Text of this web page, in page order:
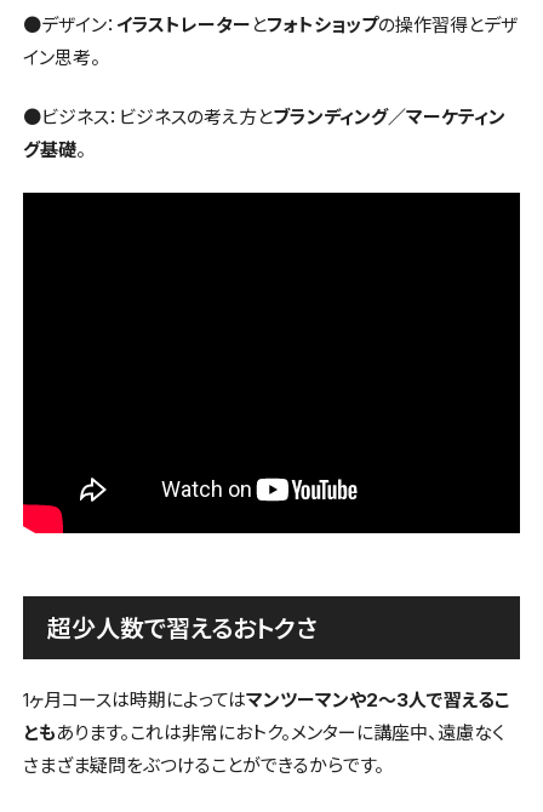
●デザイン： イラストレーター とフォトショップの操作習得とデザ
イン思考。
●ビジネス：ビジネスの考え方とブランディング／マーケティン
グ基礎。
超少人数で習えるおトクさ
1ヶ月コースは時期によってはマンツーマンや2〜3人で習えるこ
ともあります。これは非常におトク。メンターに講座中、遠慮なく
さまざま疑問をぶつけることができるからです。